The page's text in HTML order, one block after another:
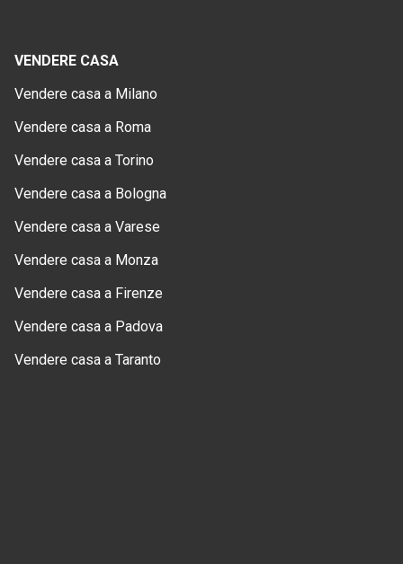
VENDERE CASA
Vendere casa a Milano
Vendere casa a Roma
Vendere casa a Torino
Vendere casa a Bologna
Vendere casa a Varese
Vendere casa a Monza
Vendere casa a Firenze
Vendere casa a Padova
Vendere casa a Taranto